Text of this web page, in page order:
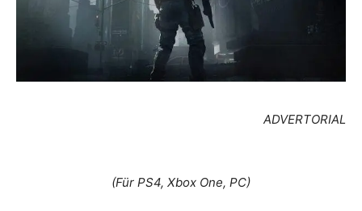
ADVERTORIAL
(Für PS4, Xbox One, PC)